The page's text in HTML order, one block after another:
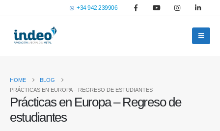
+34 942 239906
HOME
BLOG
PRÁCTICAS EN EUROPA – REGRESO DE ESTUDIANTES
Prácticas en Europa – Regreso de
estudiantes